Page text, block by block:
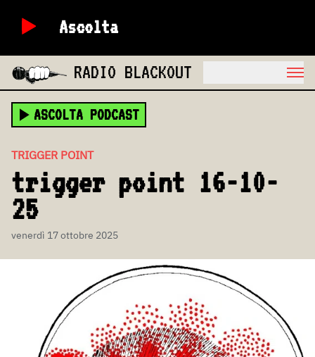
Ascolta
RADIO BLACKOUT
ASCOLTA PODCAST
TRIGGER POINT
trigger point 16-10-
25
venerdì 17 ottobre 2025